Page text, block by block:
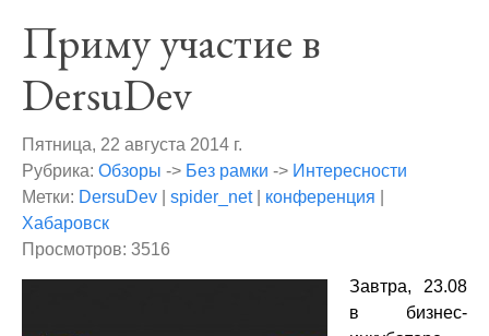
Приму участие в
DersuDev
Пятница, 22 августа 2014 г.
Рубрика: Обзоры -> Без рамки -> Интересности
Метки: DersuDev spider_net| конференция
Хабаровск
Просмотров: 3516
Завтра, 23.08
в бизнес-